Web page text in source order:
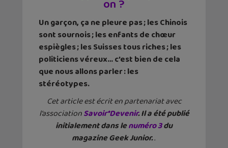
on ?
Un garçon, ça ne pleure pas ; les Chinois
sont sournois ; les enfants de chœur
espiègles ; les Suisses tous riches ; les
politiciens véreux… c’est bien de cela
que nous allons parler : les
stéréotypes.
Cet article est écrit en partenariat avec
l’associationSavoir*Devenir. Il a été publié
initialement dans lenuméro 3du
magazine Geek Junior..